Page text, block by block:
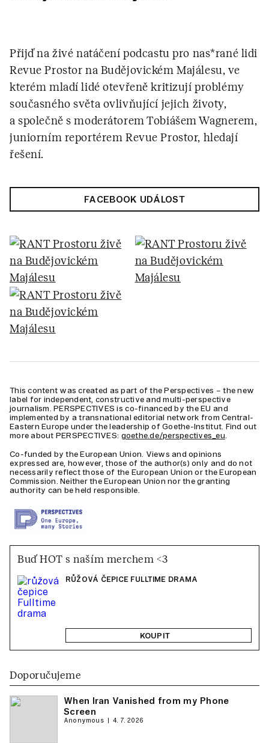
Přijď na živé natáčení podcastu pro nas*rané lidi
Revue Prostor na Budějovickém Majálesu, ve
kterém mladí lidé otevřeně kritizují problémy
současného světa ovlivňující jejich životy,
a společně s moderátorem Tobiášem Wagnerem,
juniorním reportérem Revue Prostor, hledají
řešení.
FACEBOOK UDÁLOST
This content was created as part of the Perspectives – the new
label for independent, constructive and multi-perspective
journalism. PERSPECTIVES is co-financed by the EU and
implemented by a transnational editorial network from Central-
Eastern Europe under the leadership of Goethe-Institut. Find out
more about PERSPECTIVES: goethe.de/perspectives_eu
Co-funded by the European Union. Views and opinions
expressed are, however, those of the author(s) only and do not
necessarily reflect those of the European Union or the European
Commission. Neither the European Union nor the granting
authority can be held responsible.
Buď HOT s naším merchem <3
RŮŽOVÁ ČEPICE FULLTIME DRAMA
KOUPIT
Doporučujeme
When Iran Vanished from my Phone
Screen
Anonymous 4. 7. 2026